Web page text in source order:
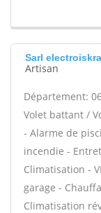
Sarl
Artisan
Département:
Volet battant /
- Alarme de
incendie -
Climatisation -
garage -
Climatisation